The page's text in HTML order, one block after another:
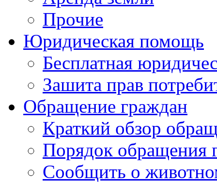
Прочие
Юридическая помощь
Бесплатная
Зашита прав
Обращение граждан
Краткий обзор
Порядок обращения
Сообщить о